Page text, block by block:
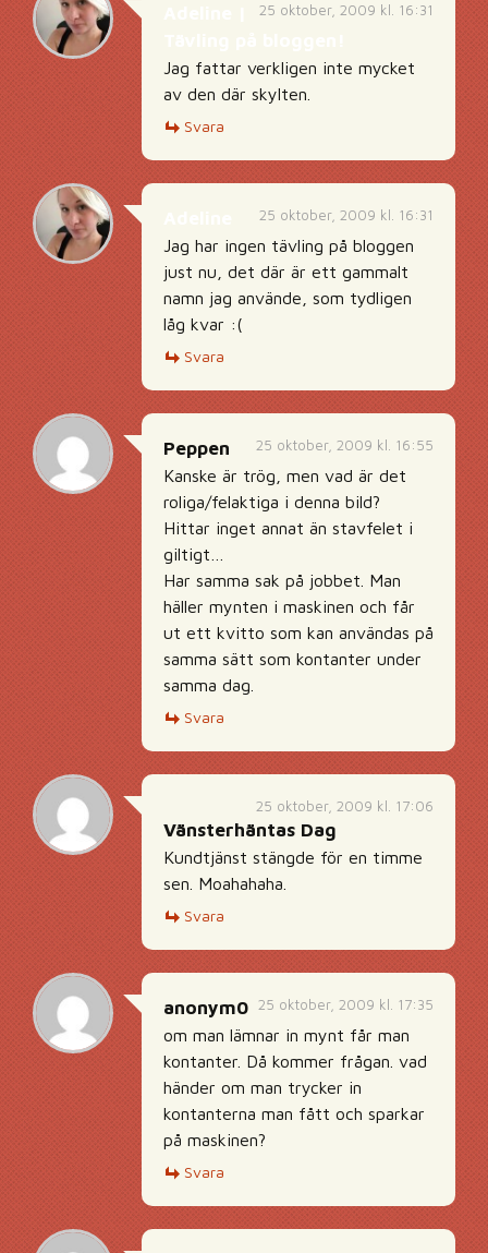
25 oktober, 2009 kl. 16:31
Jag fattar verkligen inte mycket
av den där skylten.
Svara
25 oktober, 2009 kl. 16:31
Jag har ingen tävling på bloggen
just nu, det där är ett gammalt
namn jag använde, som tydligen
låg kvar :(
Svara
25 oktober, 2009 kl. 16:55
Peppen
Kanske är trög, men vad är det
roliga/felaktiga i denna bild?
Hittar inget annat än stavfelet i
giltigt…
Har samma sak på jobbet. Man
häller mynten i maskinen och får
ut ett kvitto som kan användas på
samma sätt som kontanter under
samma dag.
Svara
25 oktober, 2009 kl. 17:06
Vänsterhäntas Dag
Kundtjänst stängde för en timme
sen. Moahahaha.
Svara
25 oktober, 2009 kl. 17:35
anonym0
om man lämnar in mynt får man
kontanter. Då kommer frågan. vad
händer om man trycker in
kontanterna man fått och sparkar
på maskinen?
Svara